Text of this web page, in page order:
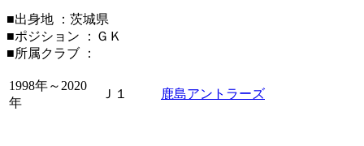
■出身地 ：茨城県
■ポジション ：ＧＫ
■所属クラブ ：
1998年～2020
年
Ｊ１ 鹿島アントラーズ